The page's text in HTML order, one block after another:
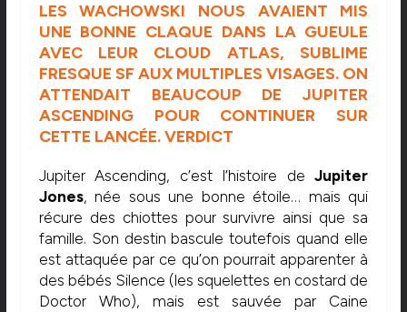
LES WACHOWSKI NOUS AVAIENT MIS
UNE BONNE CLAQUE DANS LA GUEULE
AVEC LEUR CLOUD ATLAS, SUBLIME
FRESQUE SF AUX MULTIPLES VISAGES. ON
ATTENDAIT BEAUCOUP DE JUPITER
ASCENDING POUR CONTINUER SUR
CETTE LANCÉE. VERDICT
Jupiter Ascending, c’est l’histoire deJupiter
Jones, née sous une bonne étoile… mais qui
récure des chiottes pour survivre ainsi que sa
famille. Son destin bascule toutefois quand elle
est attaquée par ce qu’on pourrait apparenter à
des bébés Silence (les squelettes en costard de
Doctor Who), mais est sauvée par Caine